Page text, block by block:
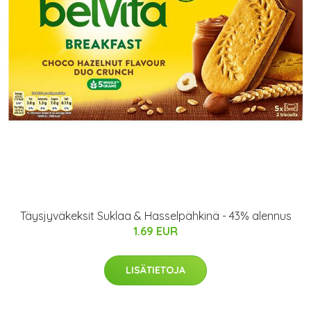
Täysjyväkeksit Suklaa & Hasselpähkinä - 43% alennus
1.69 EUR
LISÄTIETOJA